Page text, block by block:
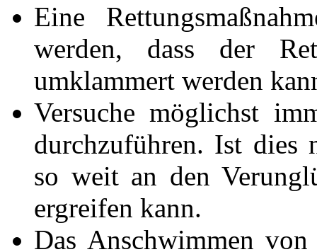
Eine
werden, dass der
umklammert werden
Versuche möglichst
durchzuführen. Ist dies
so weit an den
ergreifen kann.
Das Anschwimmen